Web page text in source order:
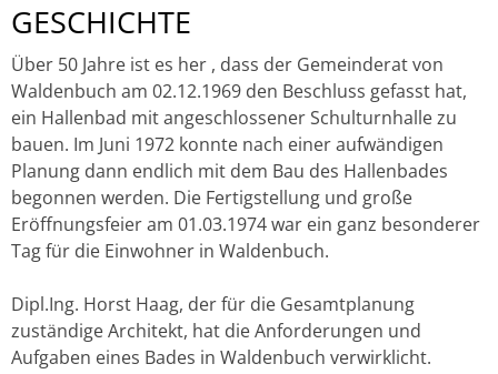
GESCHICHTE
Über 50 Jahre ist es her , dass der Gemeinderat von
Waldenbuch am 02.12.1969 den Beschluss gefasst hat,
ein Hallenbad mit angeschlossener Schulturnhalle zu
bauen. Im Juni 1972 konnte nach einer aufwändigen
Planung dann endlich mit dem Bau des Hallenbades
begonnen werden. Die Fertigstellung und große
Eröffnungsfeier am 01.03.1974 war ein ganz besonderer
Tag für die Einwohner in Waldenbuch.
Dipl.Ing. Horst Haag, der für die Gesamtplanung
zuständige Architekt, hat die Anforderungen und
Aufgaben eines Bades in Waldenbuch verwirklicht.